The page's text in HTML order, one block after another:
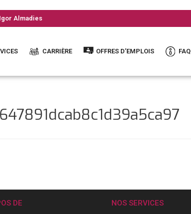
Almadies
CARRIÈRE OFFRES D’EMPLOIS FAQ
DE NOS SERVICES